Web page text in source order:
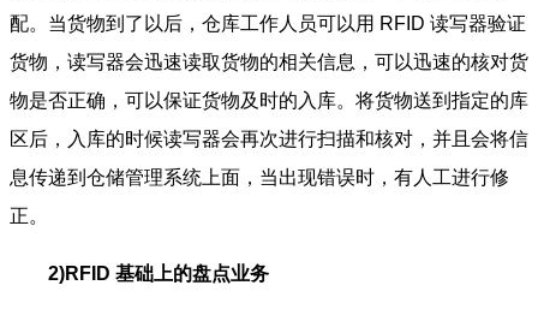
配。当货物到了以后，仓库工作人员可以用 RFID 读写器验证
货物，读写器会迅速读取货物的相关信息，可以迅速的核对货
物是否正确，可以保证货物及时的入库。将货物送到指定的库
区后，入库的时候读写器会再次进行扫描和核对，并且会将信
息传递到仓储管理系统上面，当出现错误时，有人工进行修
正。
2)RFID 基础上的盘点业务